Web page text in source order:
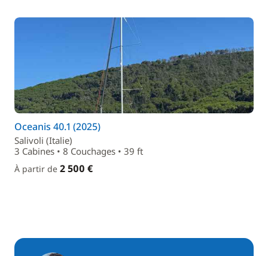
Oceanis 40.1 (2025)
Salivoli (Italie)
3 Cabines • 8 Couchages • 39 ft
À partir de 2 500 €